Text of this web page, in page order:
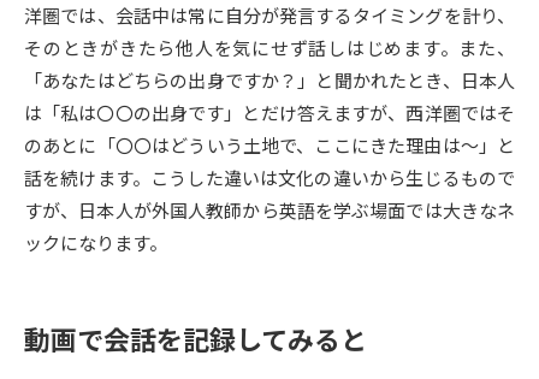
大学研究 大学検索
大学で学べる内容や特徴を調べる
新増設大学・学部・学科特集
国際・グローバルに強い大学特
集
デジタルパンフレット 進路の３択
洋圏では、会話中は常に自分が発言するタイミングを計り、
そのときがきたら他人を気にせず話しはじめます。また、
「あなたはどちらの出身ですか？」と聞かれたとき、日本人
は「私は〇〇の出身です」とだけ答えますが、西洋圏ではそ
のあとに「〇〇はどういう土地で、ここにきた理由は～」と
話を続けます。こうした違いは文化の違いから生じるもので
すが、日本人が外国人教師から英語を学ぶ場面では大きなネ
ックになります。
動画で会話を記録してみると